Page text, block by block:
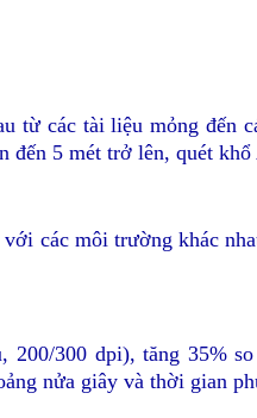
các tài liệu mỏng đến
đến 5 mét trở lên, quét
các môi trường khác
300 dpi), tăng 35%
nửa giây và thời gian